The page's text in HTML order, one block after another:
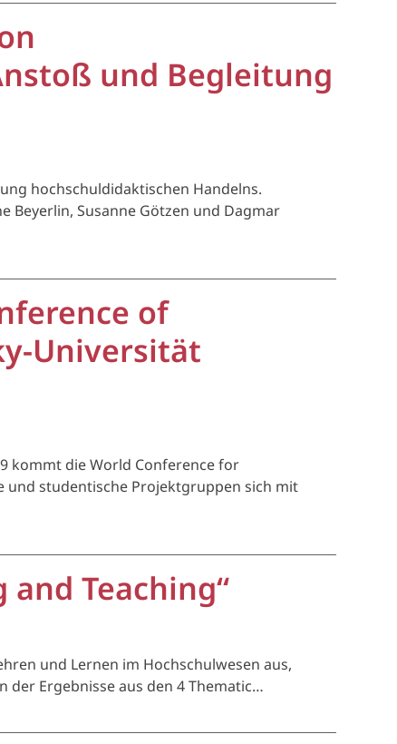
und Begleitung
hochschuldidaktischen Handelns.
Beyerlin, Susanne Götzen und Dagmar
of
Universität
kommt die World Conference for
und studentische Projektgruppen sich mit
Teaching“
und Lernen im Hochschulwesen aus,
der Ergebnisse aus den 4 Thematic…